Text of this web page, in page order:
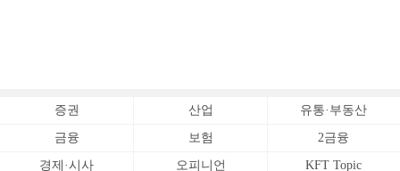
증권 산업 유통·부동산
금융 보험 2금융
경제·시사 오피니언 KFT Topic